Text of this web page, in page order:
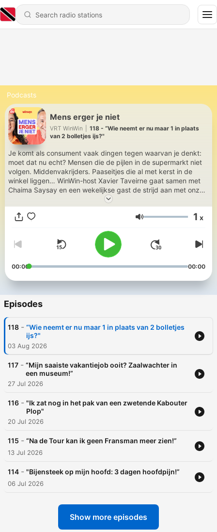
Podcasts
Mens erger je niet
VRT WinWin
118 - “Wie neemt er nu maar 1 in plaats
van 2 bolletjes ijs?"
Je komt als consument vaak dingen tegen waarvan je denkt:
moet dat nu echt? Mensen die de pijlen in de supermarkt niet
volgen. Middenvakrijders. Paaseitjes die al met kerst in de
winkel liggen… WinWin-host Xavier Taveirne gaat samen met
Chaima Saysay en een wekelijkse gast de strijd aan met onze
kleine ergernissen van het dagelijkse leven. Omdat een klein
beetje ergeren gewéldig kan opluchten.
Volume 1 x
00:00 00:00
Episodes
118 - “Wie neemt er nu maar 1 in plaats van 2 bolletjes
ijs?"
03 Aug 2026
117 - “Mijn saaiste vakantiejob ooit? Zaalwachter in
een museum!”
27 Jul 2026
116 - "Ik zat nog in het pak van een zwetende Kabouter
Plop"
20 Jul 2026
115 - “Na de Tour kan ik geen Fransman meer zien!”
13 Jul 2026
114 - "Bijensteek op mijn hoofd: 3 dagen hoofdpijn!”
06 Jul 2026
Show more episodes